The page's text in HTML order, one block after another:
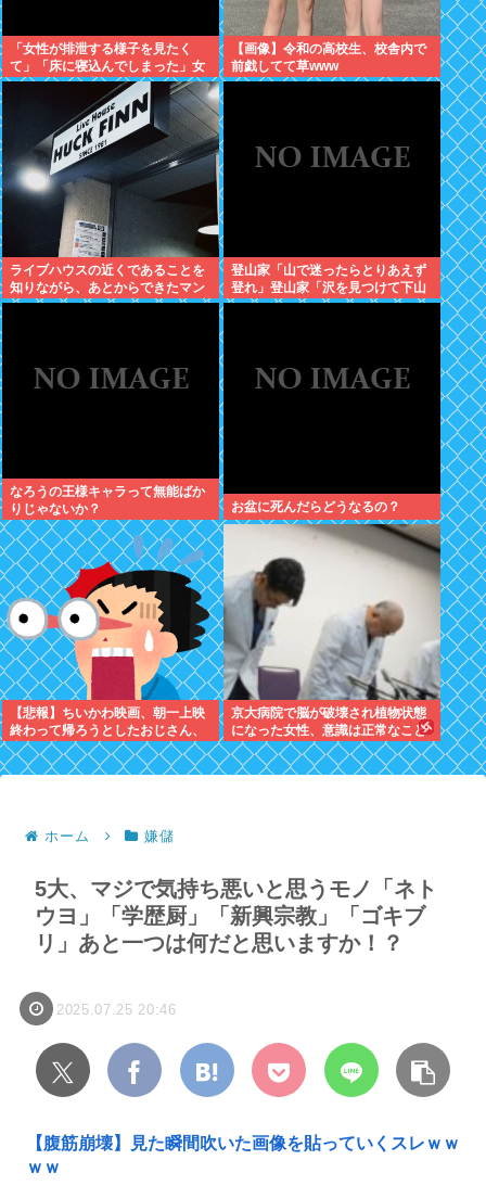
「女性が排泄する様子を見たく
て」「床に寝込んでしまった」女
子トイレに侵入した疑いで男を現
【画像】令和の高校生、校舎内で
前戯してて草www
ライブハウスの近くであることを
知りながら、あとからできたマン
ションに入居した日本人、ライブ
登山家「山で迷ったらとりあえず
登れ」登山家「沢を見つけて下山
しろ」←これ結局どっちが正解な
なろうの王様キャラって無能ばか
りじゃないか？
お盆に死んだらどうなるの？
【悲報】ちいかわ映画、朝一上映
終わって帰ろうとしたおじさん、
少女に声をかけられ…
京大病院で脳が破壊され植物状態
になった女性、意識は正常なこと
が確認されおわる
ホーム 嫌儲
5大、マジで気持ち悪いと思うモノ「ネト
ウヨ」「学歴厨」「新興宗教」「ゴキブ
リ」あと一つは何だと思いますか！？
2025.07.25 20:46
【腹筋崩壊】見た瞬間吹いた画像を貼っていくスレｗｗ
ｗｗ